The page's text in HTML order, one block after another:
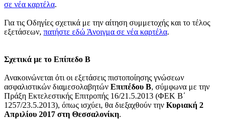
σε νέα καρτέλα.
Για τις Οδηγίες σχετικά με την αίτηση συμμετοχής και το τέλος
εξετάσεων, πατήστε εδώ Άνοιγμα σε νέα καρτέλα.
Σχετικά με το Επίπεδο Β
Ανακοινώνεται ότι οι εξετάσεις πιστοποίησης γνώσεων
ασφαλιστικών διαμεσολαβητών Επιπέδου B, σύμφωνα με την
Πράξη Εκτελεστικής Επιτροπής 16/21.5.2013 (ΦΕΚ Β΄
1257/23.5.2013), όπως ισχύει, θα διεξαχθούν την Κυριακή 2
Απριλίου 2017 στη Θεσσαλονίκη.